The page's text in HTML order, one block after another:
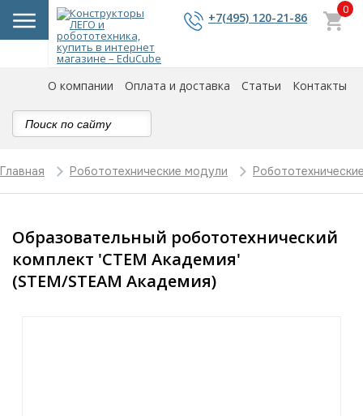
+7(495) 120-21-86
0
О компании Оплата и доставка Статьи Контакты
Главная Робототехнические модули
Образовательный робототехнический
комплект 'СТЕМ Академия'
(STEM/STEAM Академия)